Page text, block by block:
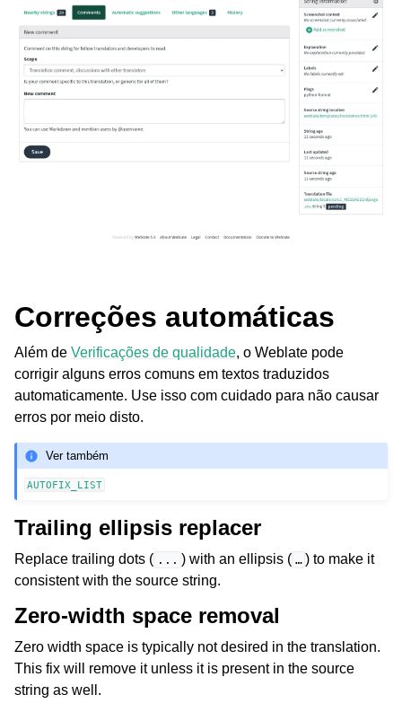
Correções automáticas
Além de Verificações de qualidade, o Weblate pode
corrigir alguns erros comuns em textos traduzidos
automaticamente. Use isso com cuidado para não causar
erros por meio disto.
Ver também
AUTOFIX_LIST
Trailing ellipsis replacer
Replace trailing dots ( ... ) with an ellipsis ( … ) to make it
consistent with the source string.
Zero-width space removal
Zero width space is typically not desired in the translation.
This fix will remove it unless it is present in the source
string as well.